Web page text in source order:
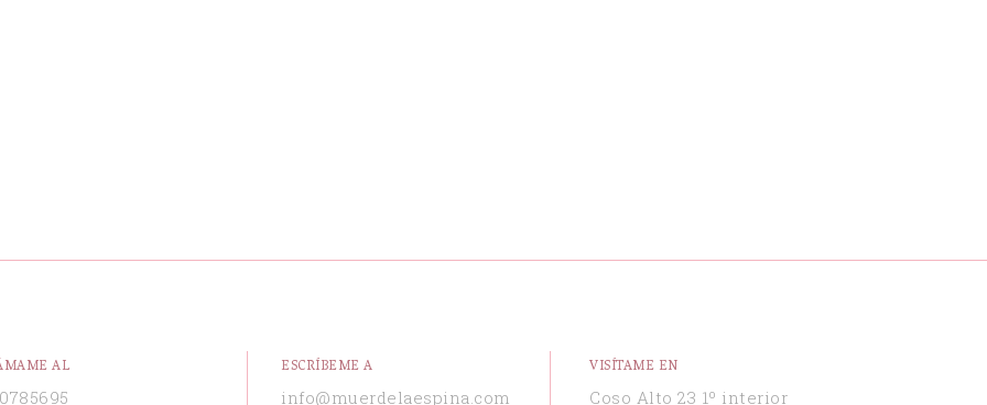
AL ESCRÍBEME A
info@muerdelaespina.com
VISÍTAME EN
Coso Alto 23 1º interior